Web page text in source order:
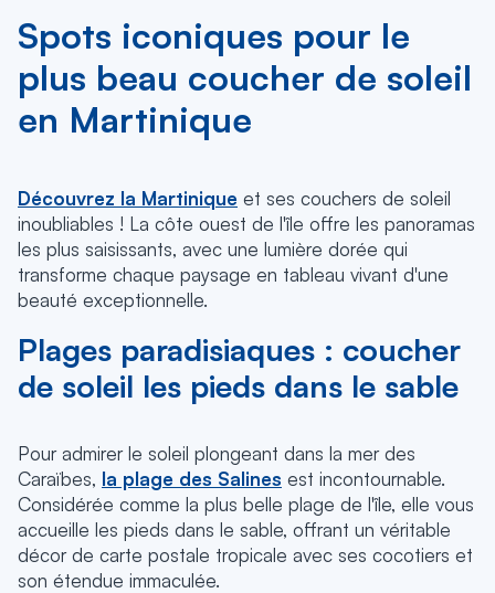
Spots iconiques pour le
plus beau coucher de soleil
en Martinique
Découvrez la Martinique et ses couchers de soleil
inoubliables ! La côte ouest de l'île offre les panoramas
les plus saisissants, avec une lumière dorée qui
transforme chaque paysage en tableau vivant d'une
beauté exceptionnelle.
Plages paradisiaques : coucher
de soleil les pieds dans le sable
Pour admirer le soleil plongeant dans la mer des
Caraïbes, la plage des Salines est incontournable.
Considérée comme la plus belle plage de l'île, elle vous
accueille les pieds dans le sable, offrant un véritable
décor de carte postale tropicale avec ses cocotiers et
son étendue immaculée.